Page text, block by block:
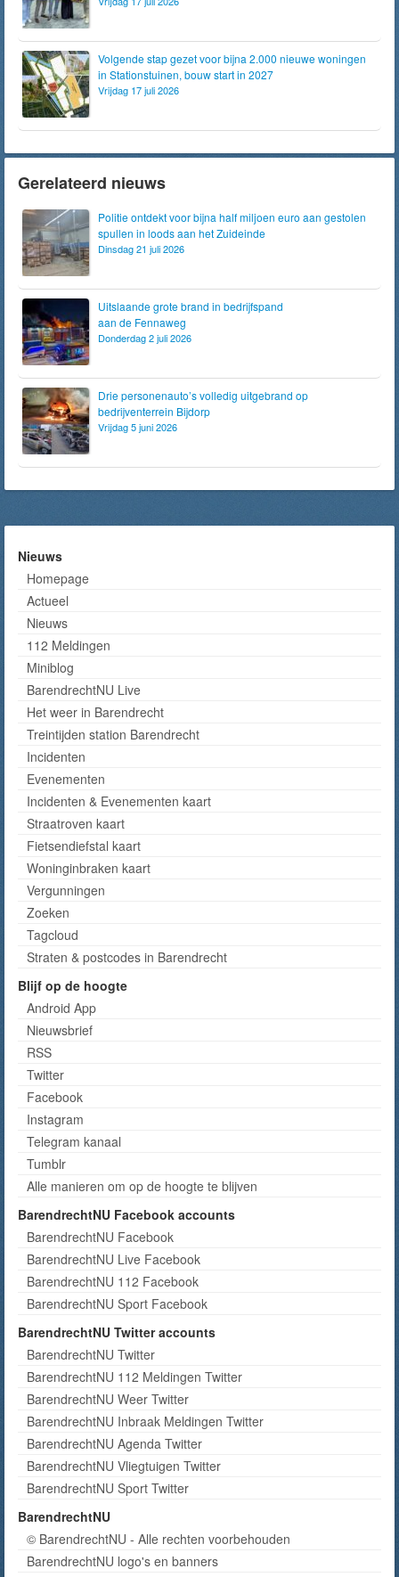
Volgende stap gezet voor bijna 2.000 nieuwe woningen
in Stationstuinen, bouw start in 2027
Vrijdag 17 juli 2026
Gerelateerd nieuws
Politie ontdekt voor bijna half miljoen euro aan gestolen
spullen in loods aan het Zuideinde
Dinsdag 21 juli 2026
Uitslaande grote brand in bedrijfspand
aan de Fennaweg
Donderdag 2 juli 2026
Drie personenauto’s volledig uitgebrand op
bedrijventerrein Bijdorp
Vrijdag 5 juni 2026
Nieuws
Homepage
Actueel
Nieuws
112 Meldingen
Miniblog
BarendrechtNU Live
Het weer in Barendrecht
Treintijden station Barendrecht
Incidenten
Evenementen
Incidenten & Evenementen kaart
Straatroven kaart
Fietsendiefstal kaart
Woninginbraken kaart
Vergunningen
Zoeken
Tagcloud
Straten & postcodes in Barendrecht
Blijf op de hoogte
Android App
Nieuwsbrief
RSS
Twitter
Facebook
Instagram
Telegram kanaal
Tumblr
Alle manieren om op de hoogte te blijven
BarendrechtNU Facebook accounts
BarendrechtNU Facebook
BarendrechtNU Live Facebook
BarendrechtNU 112 Facebook
BarendrechtNU Sport Facebook
BarendrechtNU Twitter accounts
BarendrechtNU Twitter
BarendrechtNU 112 Meldingen Twitter
BarendrechtNU Weer Twitter
BarendrechtNU Inbraak Meldingen Twitter
BarendrechtNU Agenda Twitter
BarendrechtNU Vliegtuigen Twitter
BarendrechtNU Sport Twitter
BarendrechtNU
© BarendrechtNU - Alle rechten voorbehouden
BarendrechtNU logo's en banners